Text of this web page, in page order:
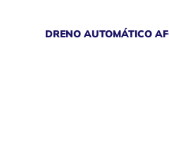
DRENO AUTOMÁTICO